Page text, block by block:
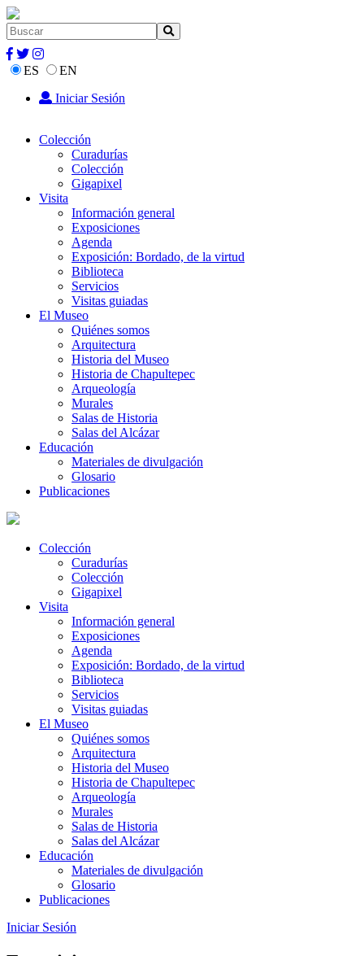
ES
EN
Iniciar Sesión
Colección
Curadurías
Colección
Gigapixel
Visita
Información general
Exposiciones
Agenda
Exposición: Bordado, de la virtud
Biblioteca
Servicios
Visitas guiadas
El Museo
Quiénes somos
Arquitectura
Historia del Museo
Historia de Chapultepec
Arqueología
Murales
Salas de Historia
Salas del Alcázar
Educación
Materiales de divulgación
Glosario
Publicaciones
Colección
Curadurías
Colección
Gigapixel
Visita
Información general
Exposiciones
Agenda
Exposición: Bordado, de la virtud
Biblioteca
Servicios
Visitas guiadas
El Museo
Quiénes somos
Arquitectura
Historia del Museo
Historia de Chapultepec
Arqueología
Murales
Salas de Historia
Salas del Alcázar
Educación
Materiales de divulgación
Glosario
Publicaciones
Iniciar Sesión